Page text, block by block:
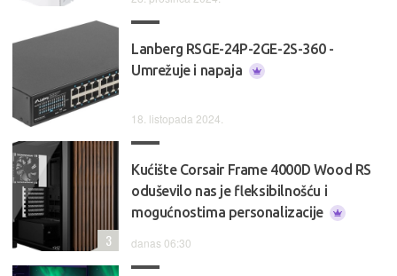
Lanberg RSGE-24P-2GE-2S-360 -
Umrežuje i napaja
18. listopada 2024.
Kućište Corsair Frame 4000D Wood RS
oduševilo nas je fleksibilnošću i
mogućnostima personalizacije
danas 06:30
3